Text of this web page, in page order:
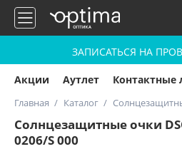
ЗАПИСАТЬСЯ НА
Акции Аутлет Контактные
Главная Каталог
Солнцезащитные очки
0206/S 000